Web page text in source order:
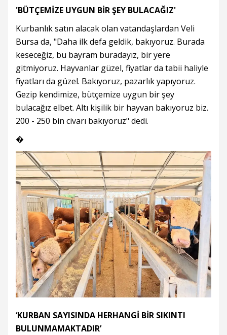
'BÜTÇEMİZE UYGUN BİR ŞEY BULACAĞIZ'
Kurbanlık satın alacak olan vatandaşlardan Veli
Bursa da, "Daha ilk defa geldik, bakıyoruz. Burada
keseceğiz, bu bayram buradayız, bir yere
gitmiyoruz. Hayvanlar güzel, fiyatlar da tabii haliyle
fiyatları da güzel. Bakıyoruz, pazarlık yapıyoruz.
Gezip kendimize, bütçemize uygun bir şey
bulacağız elbet. Altı kişilik bir hayvan bakıyoruz biz.
200 - 250 bin civarı bakıyoruz" dedi.
�
‘KURBAN SAYISINDA HERHANGİ BİR SIKINTI
BULUNMAMAKTADIR’